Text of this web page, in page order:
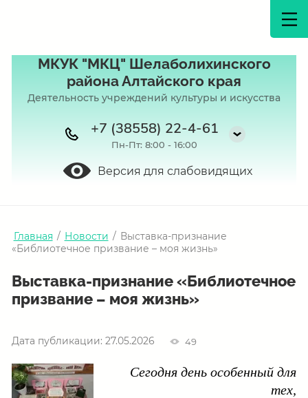
МКУК "МКЦ" Шелаболихинского
района Алтайского края
Деятельность учреждений культуры и искусства
Пн-Пт: 8:00 - 16:00
+7 (38558) 22-4-61
Версия для слабовидящих
Главная / Новости / Выставка-признание
«Библиотечное призвание – моя жизнь»
Выставка-признание «Библиотечное
призвание – моя жизнь»
Дата публикации: 27.05.2026 49
Сегодня день особенный для
тех,